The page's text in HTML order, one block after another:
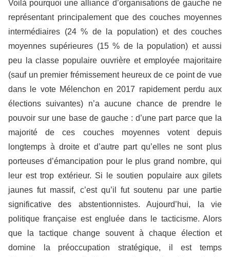
Voilà pourquoi une alliance d’organisations de gauche ne
représentant principalement que des couches moyennes
intermédiaires (24 % de la population) et des couches
moyennes supérieures (15 % de la population) et aussi
peu la classe populaire ouvrière et employée majoritaire
(sauf un premier frémissement heureux de ce point de vue
dans le vote Mélenchon en 2017 rapidement perdu aux
élections suivantes) n’a aucune chance de prendre le
pouvoir sur une base de gauche : d’une part parce que la
majorité de ces couches moyennes votent depuis
longtemps à droite et d’autre part qu’elles ne sont plus
porteuses d’émancipation pour le plus grand nombre, qui
leur est trop extérieur. Si le soutien populaire aux gilets
jaunes fut massif, c’est qu’il fut soutenu par une partie
significative des abstentionnistes. Aujourd’hui, la vie
politique française est engluée dans le tacticisme. Alors
que la tactique change souvent à chaque élection et
domine la préoccupation stratégique, il est temps